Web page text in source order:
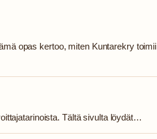
opas kertoo, miten Kuntarekry
Tältä sivulta löydät…